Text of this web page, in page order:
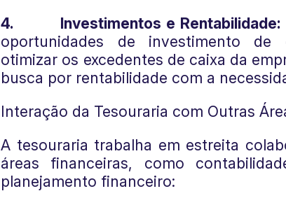
4.
Investimentos e Rentabilidade:
oportunidades de investimento
otimizar os excedentes de caixa da
busca por rentabilidade com a
Interação da Tesouraria com Outras
A tesouraria trabalha em estreita
áreas financeiras, como
planejamento financeiro: